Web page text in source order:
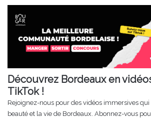
Découvrez Bordeaux en
TikTok !
Rejoignez-nous pour des vidéos immersives
beauté et la vie de Bordeaux. Abonnez-vous